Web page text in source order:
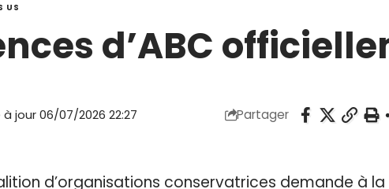
US
d’ABC
jour 06/07/2026 22:27 Partager
d’organisations conservatrices demande à la